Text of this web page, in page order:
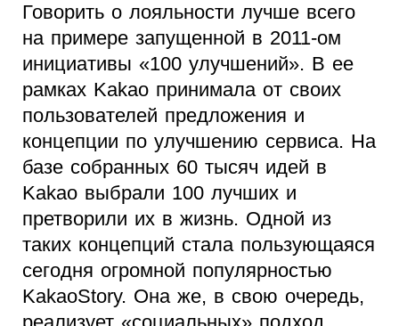
Говорить о лояльности лучше всего
на примере запущенной в 2011-ом
инициативы «100 улучшений». В ее
рамках Kakao принимала от своих
пользователей предложения и
концепции по улучшению сервиса. На
базе собранных 60 тысяч идей в
Kakao выбрали 100 лучших и
претворили их в жизнь. Одной из
таких концепций стала пользующаяся
сегодня огромной популярностью
KakaoStory. Она же, в свою очередь,